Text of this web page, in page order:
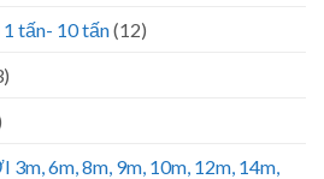
tấn- 10 tấn(12)
6m, 8m, 9m, 10m, 12m, 14m,